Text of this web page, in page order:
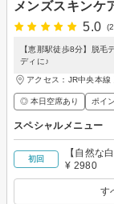
メンズスキンケ
5.0
【恵那駅徒歩8分】脱
ディに♪
アクセス：JR中央本
◎ 本日空席あり ポイ
スペシャルメニュー
初回
【自然な
¥ 2980
す